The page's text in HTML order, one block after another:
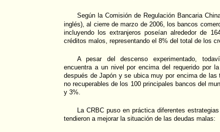
Según la Comisión de Regulación Bancaria
inglés), al cierre de marzo de 2006, los bancos
incluyendo los extranjeros poseían alrededor de
créditos malos, representando el 8% del total de los
A pesar del descenso experimentado,
encuentra a un nivel por encima del requerido por
después de Japón y se ubica muy por encima de las
no recuperables de los 100 principales bancos del
y 3%.
La CRBC puso en práctica diferentes
tendieron a mejorar la situación de las deudas malas: